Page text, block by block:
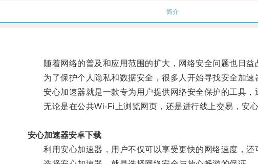
简介
随着网络的普及和应用范围的扩大，网络安全问题也日益
为了保护个人隐私和数据安全，很多人开始寻找安全加速
安心加速器就是一款专为用户提供网络安全保护的工具，
无论是在公共Wi-Fi上浏览网页，还是进行线上交易，安心
安心加速器安卓下载
利用安心加速器，用户不仅可以享受更快的网络速度，还